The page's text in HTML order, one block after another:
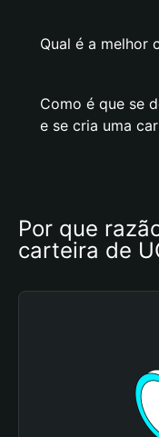
Qual é a melhor
Como é que se
e se cria uma
Por que
carteira de